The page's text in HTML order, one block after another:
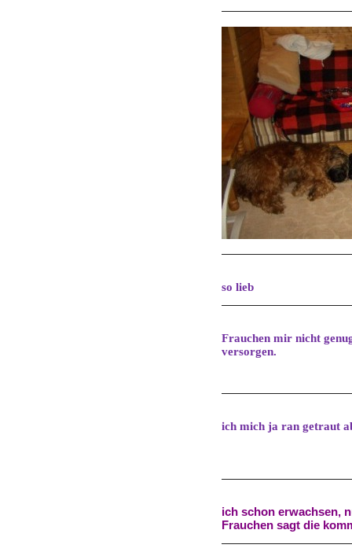
so lieb
Frauchen mir nicht
versorgen.
ich mich ja ran getraut
ich schon erwachsen,
Frauchen sagt die